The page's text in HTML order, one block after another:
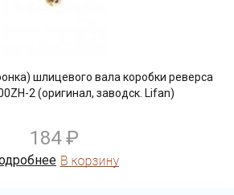
шлицевого вала коробки реверса
2 (оригинал, заводск. Lifan)
184 ₽